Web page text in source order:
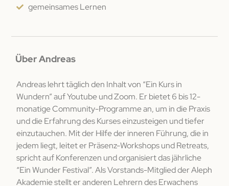
gemeinsames Lernen
Über Andreas
Andreas lehrt täglich den Inhalt von “Ein Kurs in
Wundern” auf Youtube und Zoom. Er bietet 6 bis 12-
monatige Community-Programme an, um in die Praxis
und die Erfahrung des Kurses einzusteigen und tiefer
einzutauchen. Mit der Hilfe der inneren Führung, die in
jedem liegt, leitet er Präsenz-Workshops und Retreats,
spricht auf Konferenzen und organisiert das jährliche
“Ein Wunder Festival”. Als Vorstands-Mitglied der Aleph
Akademie stellt er anderen Lehrern des Erwachens